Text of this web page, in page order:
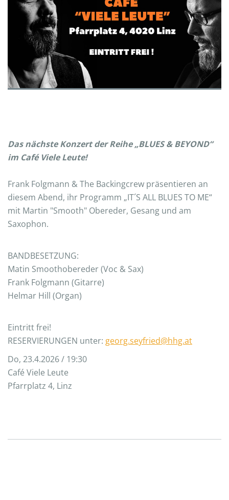
Das nächste Konzert der Reihe „BLUES & BEYOND“
im Café Viele Leute!
Frank Folgmann & The Backingcrew präsentieren an
diesem Abend, ihr Programm „IT´S ALL BLUES TO ME“
mit Martin "Smooth" Obereder, Gesang und am
Saxophon.
BANDBESETZUNG:
Matin Smoothobereder (Voc & Sax)
Frank Folgmann (Gitarre)
Helmar Hill (Organ)
Eintritt frei!
RESERVIERUNGEN unter: georg.seyfried@hhg.at
Do, 23.4.2026 / 19:30
Café Viele Leute
Pfarrplatz 4, Linz